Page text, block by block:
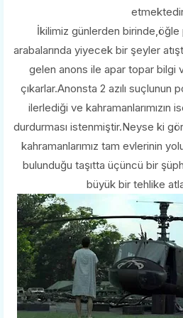
İkilimiz günlerden
arabalarında yiyecek bir şeyler
gelen anons ile apar topar bilgi
çıkarlar.Anonsta 2 azılı
ilerlediği ve kahramanlarımızın
durdurması istenmiştir.Neyse ki
kahramanlarımız tam evlerinin
bulunduğu taşıtta üçüncü bir
büyük bir tehlike